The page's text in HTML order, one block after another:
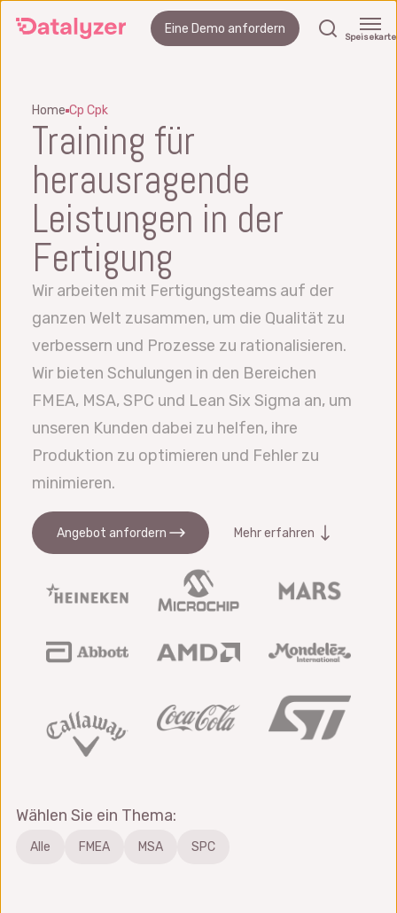
zum
Eine Demo anfordern Suchen
Speisekarte
Home Cp Cpk
Training für
herausragende
Leistungen in der
Fertigung
Wir arbeiten mit Fertigungsteams auf der
ganzen Welt zusammen, um die Qualität zu
verbessern und Prozesse zu rationalisieren.
Wir bieten Schulungen in den Bereichen
FMEA, MSA, SPC und Lean Six Sigma an, um
unseren Kunden dabei zu helfen, ihre
Produktion zu optimieren und Fehler zu
minimieren.
Angebot anfordern Mehr erfahren
Wählen Sie ein Thema:
Alle FMEA MSA SPC